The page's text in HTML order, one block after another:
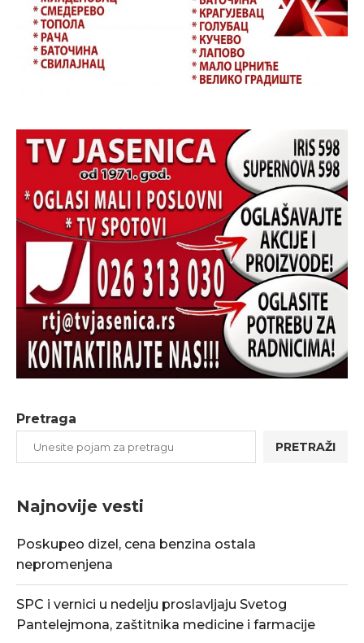
Pretraga
PRETRAŽI
Najnovije vesti
Poskupeo dizel, cena benzina ostala
nepromenjena
SPC i vernici u nedelju proslavljaju Svetog
Pantelejmona, zaštitnika medicine i farmacije